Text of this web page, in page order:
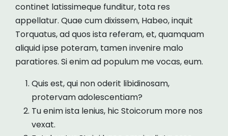
continet latissimeque funditur, tota res
appellatur. Quae cum dixissem, Habeo, inquit
Torquatus, ad quos ista referam, et, quamquam
aliquid ipse poteram, tamen invenire malo
paratiores. Si enim ad populum me vocas, eum.
Quis est, qui non oderit libidinosam,
protervam adolescentiam?
Tu enim ista lenius, hic Stoicorum more nos
vexat.